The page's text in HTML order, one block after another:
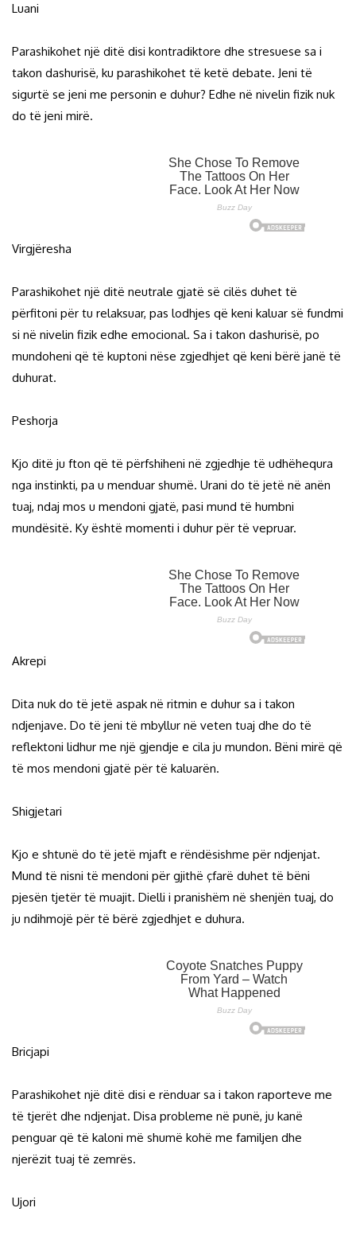
Luani
Parashikohet një ditë disi kontradiktore dhe stresuese sa i
takon dashurisë, ku parashikohet të ketë debate. Jeni të
sigurtë se jeni me personin e duhur? Edhe në nivelin fizik nuk
do të jeni mirë.
Virgjëresha
Parashikohet një ditë neutrale gjatë së cilës duhet të
përfitoni për tu relaksuar, pas lodhjes që keni kaluar së fundmi
si në nivelin fizik edhe emocional. Sa i takon dashurisë, po
mundoheni që të kuptoni nëse zgjedhjet që keni bërë janë të
duhurat.
Peshorja
Kjo ditë ju fton që të përfshiheni në zgjedhje të udhëhequra
nga instinkti, pa u menduar shumë. Urani do të jetë në anën
tuaj, ndaj mos u mendoni gjatë, pasi mund të humbni
mundësitë. Ky është momenti i duhur për të vepruar.
Akrepi
Dita nuk do të jetë aspak në ritmin e duhur sa i takon
ndjenjave. Do të jeni të mbyllur në veten tuaj dhe do të
reflektoni lidhur me një gjendje e cila ju mundon. Bëni mirë që
të mos mendoni gjatë për të kaluarën.
Shigjetari
Kjo e shtunë do të jetë mjaft e rëndësishme për ndjenjat.
Mund të nisni të mendoni për gjithë çfarë duhet të bëni
pjesën tjetër të muajit. Dielli i pranishëm në shenjën tuaj, do
ju ndihmojë për të bërë zgjedhjet e duhura.
Bricjapi
Parashikohet një ditë disi e rënduar sa i takon raporteve me
të tjerët dhe ndjenjat. Disa probleme në punë, ju kanë
penguar që të kaloni më shumë kohë me familjen dhe
njerëzit tuaj të zemrës.
Ujori